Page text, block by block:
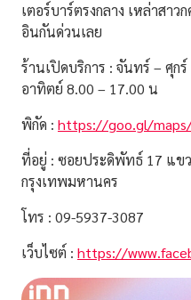
เตอร์บาร์ตรงกลาง เหล่าสา
อินกันด่วนเลย
ร้านเปิดบริการ : จันทร์ – ศุก
อาทิตย์ 8.00 – 17.00 น
พิกัด : https://goo.gl/maps/
ที่อยู่ : ซอยประดิพัทธ์ 17 แข
กรุงเทพมหานคร
โทร : 09-5937-3087
เว็บไซต์ : https://